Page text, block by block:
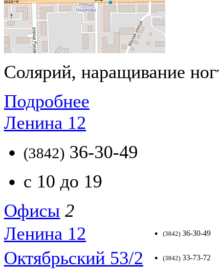
Солярий, наращивание
Подробнее
Ленина 12
(3842) 36-30-49
с 10 до 19
Офисы 2
Ленина 12
(3842) 36-30-49
Октябрьский 53/2 (3842) 33-73-72